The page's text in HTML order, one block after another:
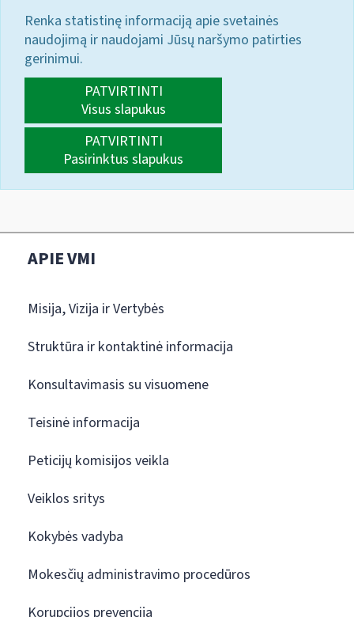
Renka statistinę informaciją apie svetainės
naudojimą ir naudojami Jūsų naršymo patirties
gerinimui.
PATVIRTINTI
Visus slapukus
PATVIRTINTI
Pasirinktus slapukus
APIE VMI
Misija, Vizija ir Vertybės
Struktūra ir kontaktinė informacija
Konsultavimasis su visuomene
Teisinė informacija
Peticijų komisijos veikla
Veiklos sritys
Kokybės vadyba
Mokesčių administravimo procedūros
Korupcijos prevencija